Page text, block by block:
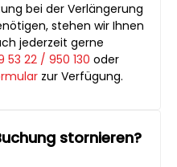
bei der Verlängerung
stehen wir Ihnen
jederzeit gerne
53 22 / 950 130 oder
zur Verfügung.
stornieren?